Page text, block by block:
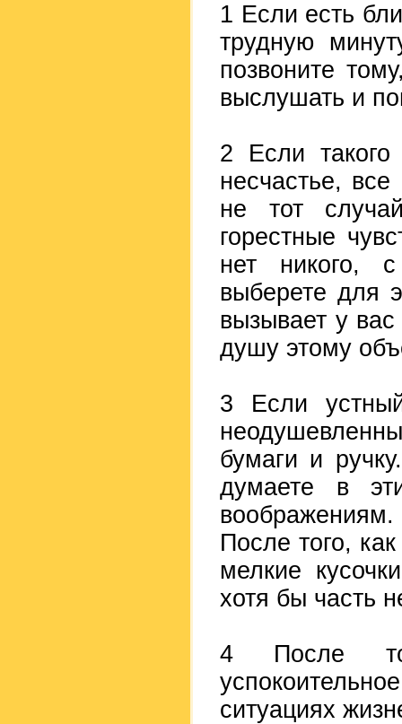
1 Если есть
трудную
позвоните
выслушать и
2 Если
несчастье,
не тот
горестные
нет никого,
выберете для
вызывает у
душу этому
3 Если
бумаги и
думаете в
После того,
мелкие
хотя бы часть
4 После
ситуациях